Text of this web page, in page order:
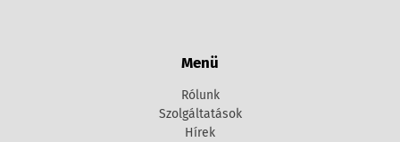
Menü
Rólunk
Szolgáltatások
Hírek